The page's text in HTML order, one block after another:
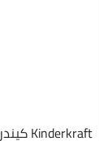
Kinderkraft كيندر كرافت - عربة NEA 2 - بيج